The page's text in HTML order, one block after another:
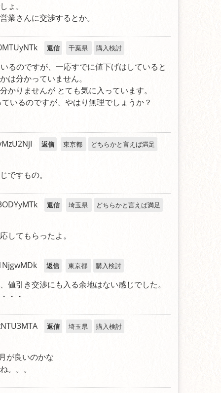
ょ。
業さんに交渉するとか。
返信 千葉県 購入検討
るのですが、一応すでに値下げはしていると
は分かっていません。
りませんが とても気に入っています。
いるのですが、やはり無理でしょうか？
返信 東京都 どちらかと言えば満足
ですもの。
返信 埼玉県 どちらかと言えば満足
してもらったよ。
返信 東京都 購入検討
引き交渉にも入る余地はない感じでした。
・・
返信 埼玉県 購入検討
が良いのかな
。。。